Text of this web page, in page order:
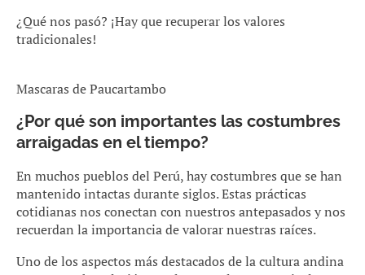
¿Qué nos pasó? ¡Hay que recuperar los valores
tradicionales!
Mascaras de Paucartambo
¿Por qué son importantes las costumbres
arraigadas en el tiempo?
En muchos pueblos del Perú, hay costumbres que se han
mantenido intactas durante siglos. Estas prácticas
cotidianas nos conectan con nuestros antepasados y nos
recuerdan la importancia de valorar nuestras raíces.
Uno de los aspectos más destacados de la cultura andina